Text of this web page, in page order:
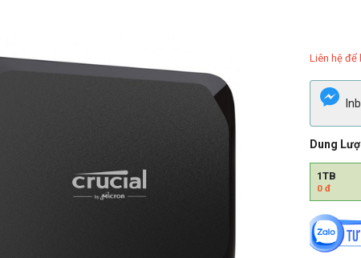
Liên hệ để
Dung
1TB
0đ